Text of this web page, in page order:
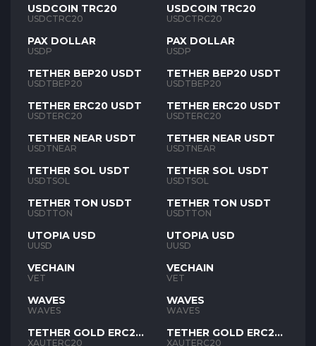
USDCOIN TRC20
USDCTRC20
PAX DOLLAR
USDP
TETHER BEP20 USDT
USDTBEP20
TETHER ERC20 USDT
USDTERC20
TETHER NEAR USDT
USDTNEAR
TETHER SOL USDT
USDTSOL
TETHER TON USDT
USDTTON
UTOPIA USD
UUSD
VECHAIN
VET
WAVES
WAVES
TETHER GOLD ERC20
XAUT
XAUTERC20
USDCOIN TRC20
USDCTRC20
PAX DOLLAR
USDP
TETHER BEP20 USDT
USDTBEP20
TETHER ERC20 USDT
USDTERC20
TETHER NEAR USDT
USDTNEAR
TETHER SOL USDT
USDTSOL
TETHER TON USDT
USDTTON
UTOPIA USD
UUSD
VECHAIN
VET
WAVES
WAVES
TETHER GOLD ERC20
XAUT
XAUTERC20